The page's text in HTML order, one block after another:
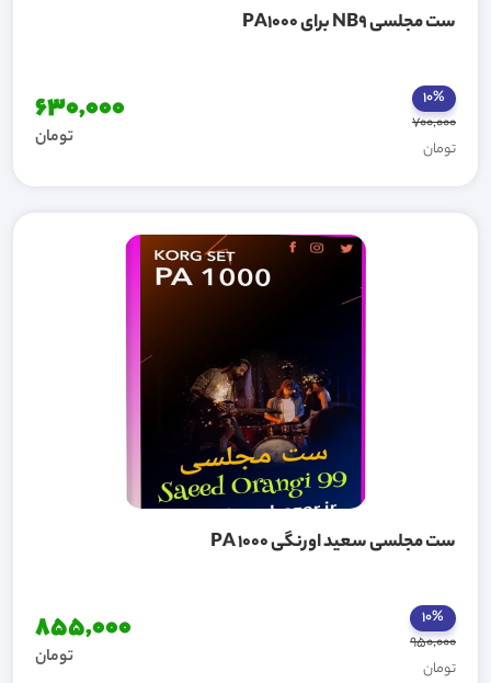
ست مجلسی NB9 برای PA1000
10%
700,000
تومان
630,000
تومان
ست مجلسی سعید اورنگی PA 1000
10%
950,000
تومان
855,000
تومان